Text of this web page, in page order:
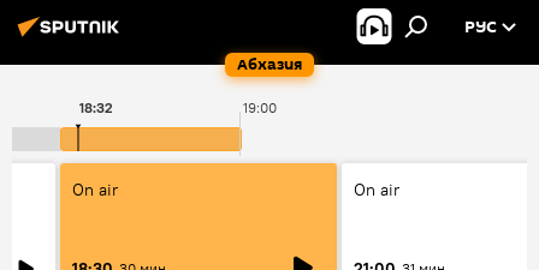
Абхазия
РУС
19:00
18:32
On air On air